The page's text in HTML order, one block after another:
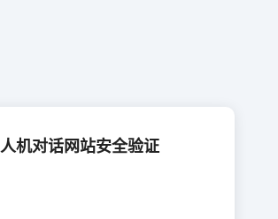
人机对话网站安全验证